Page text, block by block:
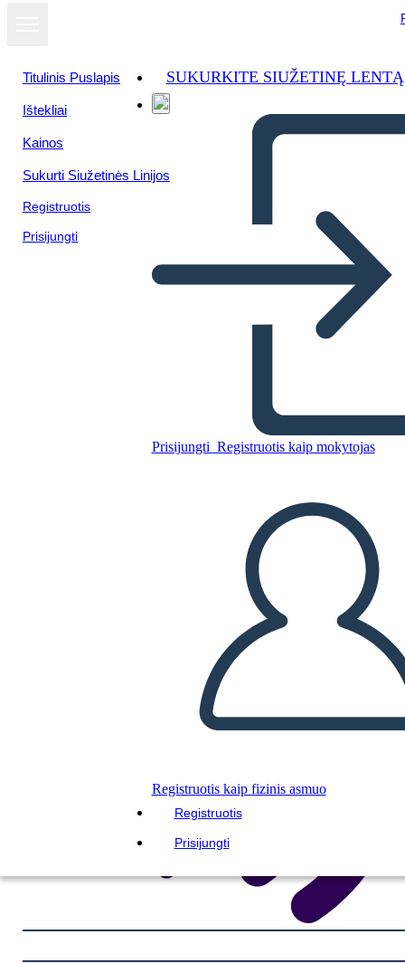
Titulinis Puslapis
Ištekliai
Kainos
Sukurti Siužetinės Linijos
Registruotis
Prisijungti
SUKURKITE SIUŽETINĘ LENTĄ
Prisijungti Registruotis kaip mokytojas
Registruotis kaip fizinis asmuo
Registruotis
Prisijungti
Nukopijuokite šią siužetinę lentą
PALEISTI SKAIDRIŲ DEMONSTRACIJĄ
SKAITYK MAN
Žiūrėti kaip
skaidrių